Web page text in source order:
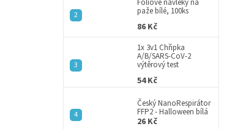
paže bílé, 100ks
86 Kč
1x 3v1 Chřipka
A/B/SARS-CoV-2
výtěrový test
54 Kč
Český NanoRespirátor
FFP2 - Halloween bílá
26 Kč